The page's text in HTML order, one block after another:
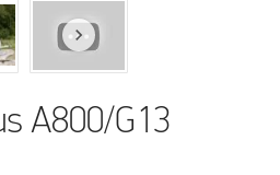
A800/G13